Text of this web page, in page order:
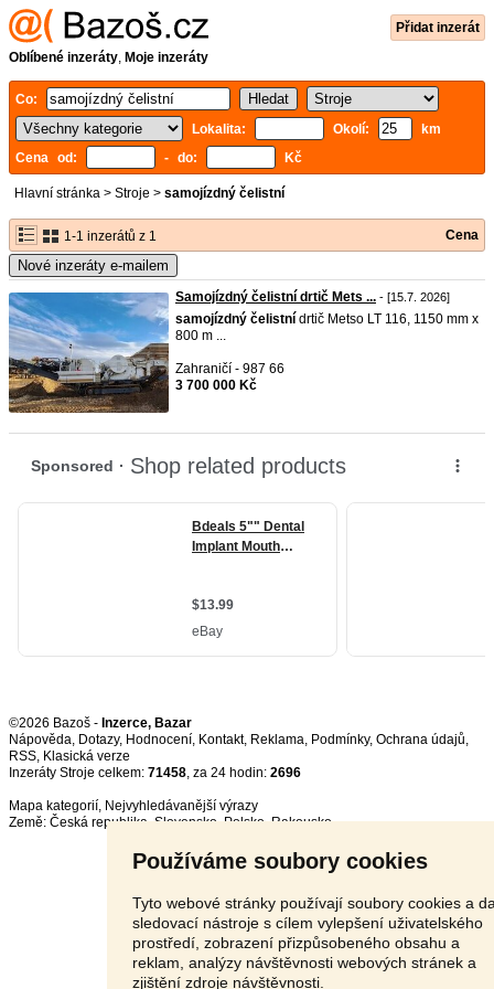
Používáme soubory cookies
Tyto webové stránky používají soubory cookies a
sledovací nástroje s cílem vylepšení uživatelského
prostředí, zobrazení přizpůsobeného obsahu a
reklam, analýzy návštěvnosti webových stránek a
zjištění zdroje návštěvnosti.
Přidat inzerát
Oblíbené inzeráty, Moje inzeráty
Co:
Lokalita:
Okolí:
km
Cena od:
- do: Kč
Hlavní stránka > Stroje > samojízdný čelistní
1-1 inzerátů z 1 Cena
Nové inzeráty e-mailem
Samojízdný čelistní drtič Mets ... - [15.7. 2026]
samojízdný čelistní drtič Metso LT 116, 1150 mm x
800 m ...
Zahraničí - 987 66
3 700 000 Kč
©2026 Bazoš - Inzerce, Bazar
Nápověda, Dotazy, Hodnocení, Kontakt, Reklama, Podmínky, Ochrana údajů,
RSS,
Inzeráty Stroje celkem: 71458, za 24 hodin: 2696
Mapa kategorií, Nejvyhledávanější výrazy
Země: Česká republika,Slovensko,Polsko,Rakousko